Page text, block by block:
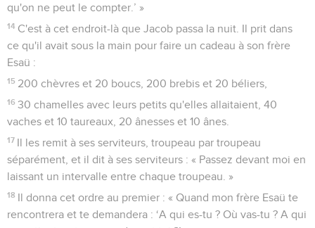
qu'on ne peut le compter.’ »
14 C'est à cet endroit-là que Jacob passa la nuit. Il prit dans
ce qu'il avait sous la main pour faire un cadeau à son frère
Esaü :
15 200 chèvres et 20 boucs, 200 brebis et 20 béliers,
16 30 chamelles avec leurs petits qu'elles allaitaient, 40
vaches et 10 taureaux, 20 ânesses et 10 ânes.
17 Il les remit à ses serviteurs, troupeau par troupeau
séparément, et il dit à ses serviteurs : « Passez devant moi en
laissant un intervalle entre chaque troupeau. »
18 Il donna cet ordre au premier : « Quand mon frère Esaü te
rencontrera et te demandera : ‘A qui es-tu ? Où vas-tu ? A qui